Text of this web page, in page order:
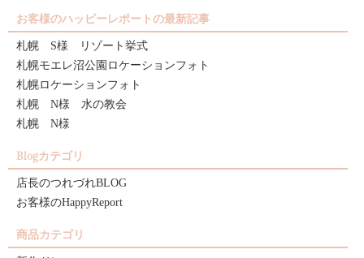
お客様のハッピーレポートの最新記事
札幌 S様 リゾート挙式
札幌モエレ沼公園ロケーションフォト
札幌ロケーションフォト
札幌 N様 水の教会
札幌 N様
Blogカテゴリ
店長のつれづれBLOG
お客様のHappyReport
商品カテゴリ